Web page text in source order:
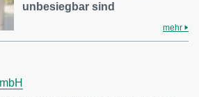
unbesiegbar sind
mehr